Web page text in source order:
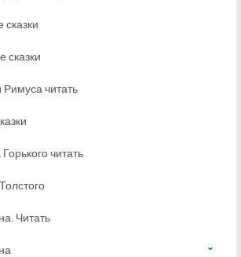
сказки
сказки
читать
читать
Читать